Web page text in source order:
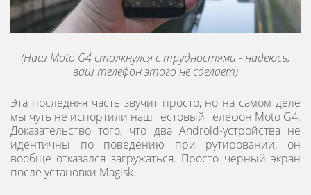
(Наш Moto G4 столкнулся с трудностями - надеюсь,
ваш телефон этого не сделает)
Эта последняя часть звучит просто, но на самом деле
мы чуть не испортили наш тестовый телефон Moto G4.
Доказательство того, что два Android-устройства не
идентичны по поведению при рутировании, он
вообще отказался загружаться. Просто черный экран
после установки Magisk.